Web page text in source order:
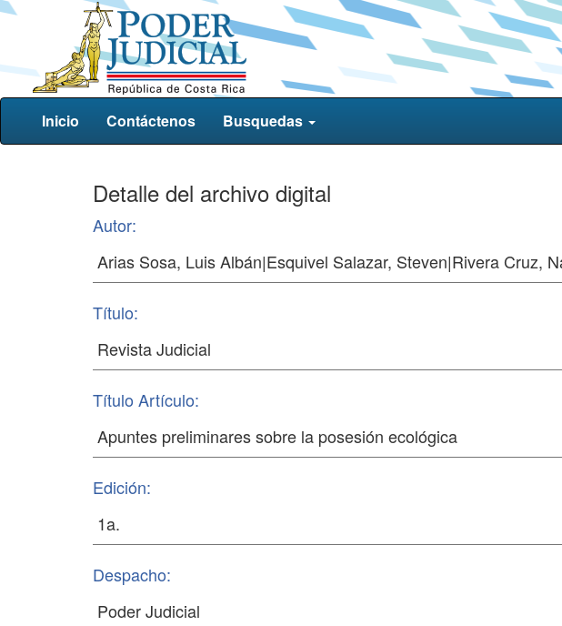
Inicio Contáctenos Busquedas
Detalle del archivo digital
Autor:
Título:
Título Artículo:
Edición:
Despacho: